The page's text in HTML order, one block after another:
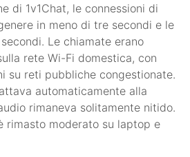
di 1v1Chat, le connessioni di
in meno di tre secondi e le
Le chiamate erano
rete Wi-Fi domestica, con
su reti pubbliche congestionate.
automaticamente alla
rimaneva solitamente nitido.
rimasto moderato su laptop e